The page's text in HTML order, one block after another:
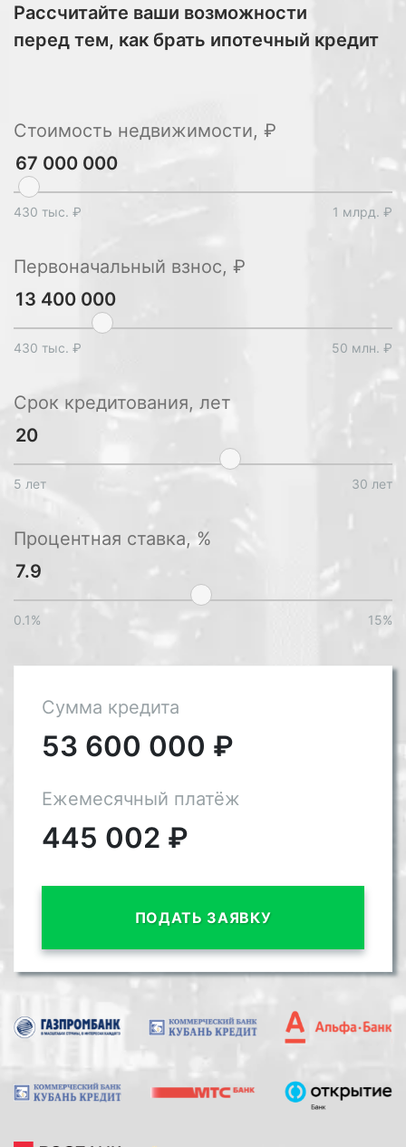
Рассчитайте ваши возможности
перед тем, как брать ипотечный кредит
Стоимость недвижимости, ₽
430 тыс. ₽ 1 млрд. ₽
Первоначальный взнос, ₽
430 тыс. ₽ 50 млн. ₽
Срок кредитования, лет
5 лет 30 лет
Процентная ставка, %
0.1% 15%
Сумма кредита
53 600 000 ₽
Ежемесячный платёж
445 002 ₽
ПОДАТЬ ЗАЯВКУ